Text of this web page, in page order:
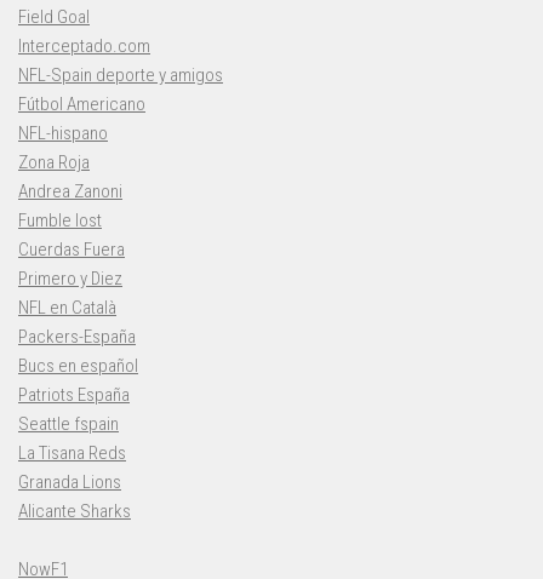
Field Goal
Interceptado.com
NFL-Spain deporte y amigos
Fútbol Americano
NFL-hispano
Zona Roja
Andrea Zanoni
Fumble lost
Cuerdas Fuera
Primero y Diez
NFL en Català
Packers-España
Bucs en español
Patriots España
Seattle fspain
La Tisana Reds
Granada Lions
Alicante Sharks
NowF1